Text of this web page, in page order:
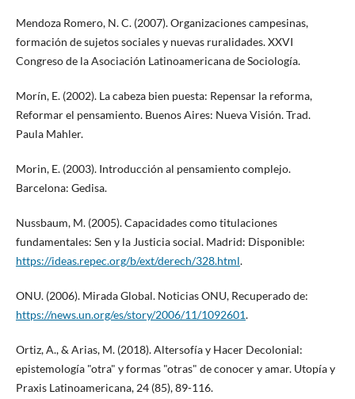
Mendoza Romero, N. C. (2007). Organizaciones campesinas,
formación de sujetos sociales y nuevas ruralidades. XXVI
Congreso de la Asociación Latinoamericana de Sociología.
Morín, E. (2002). La cabeza bien puesta: Repensar la reforma,
Reformar el pensamiento. Buenos Aires: Nueva Visión. Trad.
Paula Mahler.
Morin, E. (2003). Introducción al pensamiento complejo.
Barcelona: Gedisa.
Nussbaum, M. (2005). Capacidades como titulaciones
fundamentales: Sen y la Justicia social. Madrid: Disponible:
https://ideas.repec.org/b/ext/derech/328.html.
ONU. (2006). Mirada Global. Noticias ONU, Recuperado de:
https://news.un.org/es/story/2006/11/1092601.
Ortiz, A., & Arias, M. (2018). Altersofía y Hacer Decolonial:
epistemología "otra" y formas "otras" de conocer y amar. Utopía y
Praxis Latinoamericana, 24 (85), 89-116.